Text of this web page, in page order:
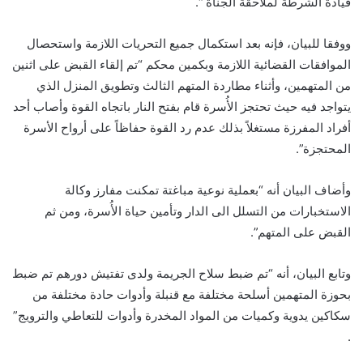
ووفقا للبيان، فإنه بعد استكمال جميع التحريات اللازمة ‏واستحصال
الموافقات القضائية اللازمة وبكمين محكم “تم ‏إلقاء القبض على اثنين
من المتهمين، وأثناء مطاردة المتهم ‏الثالث وتطويق المنزل الذي
يتواجد فيه حيث تحتجز الأُسرة ‏قام بفتح النار باتجاه القوة وأصاب أحد
أفراد المفرزة مستغلاً ‏بذلك عدم رد القوة حفاظاً على أرواح الأسرة
المحتجزة”.‏
وأضاف البيان أنه “بعملية نوعية مباغتة تمكنت مفارز وكالة
‏الاستخبارات من التسلل الى الدار وتأمين حياة الأُسرة، ومن ‏ثم
القبض على المتهم”.‏
وتابع البيان، أنه “تم ضبط سلاح الجريمة ولدى تفتيش دورهم ‏تم ضبط
بحوزة المتهمين أسلحة مختلفة مع قنبلة وأدوات حادة ‏مختلفة من
سكاكين يدوية وكميات من المواد المخدرة وأدوات ‏للتعاطي والترويج”
.‏